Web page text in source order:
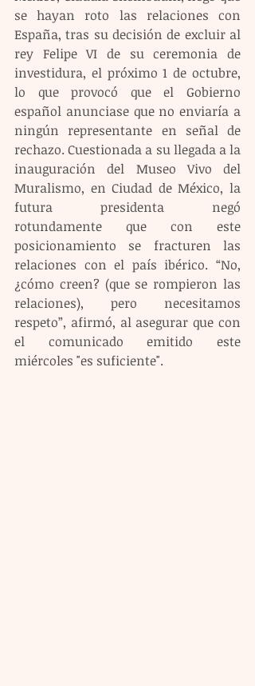
se hayan roto las relaciones con
España, tras su decisión de excluir al
rey Felipe VI de su ceremonia de
investidura, el próximo 1 de octubre,
lo que provocó que el Gobierno
español anunciase que no enviaría a
ningún representante en señal de
rechazo. Cuestionada a su llegada a la
inauguración del Museo Vivo del
Muralismo, en Ciudad de México, la
futura presidenta negó
rotundamente que con este
posicionamiento se fracturen las
relaciones con el país ibérico. “No,
¿cómo creen? (que se rompieron las
relaciones), pero necesitamos
respeto”, afirmó, al asegurar que con
el comunicado emitido este
miércoles "es suficiente".